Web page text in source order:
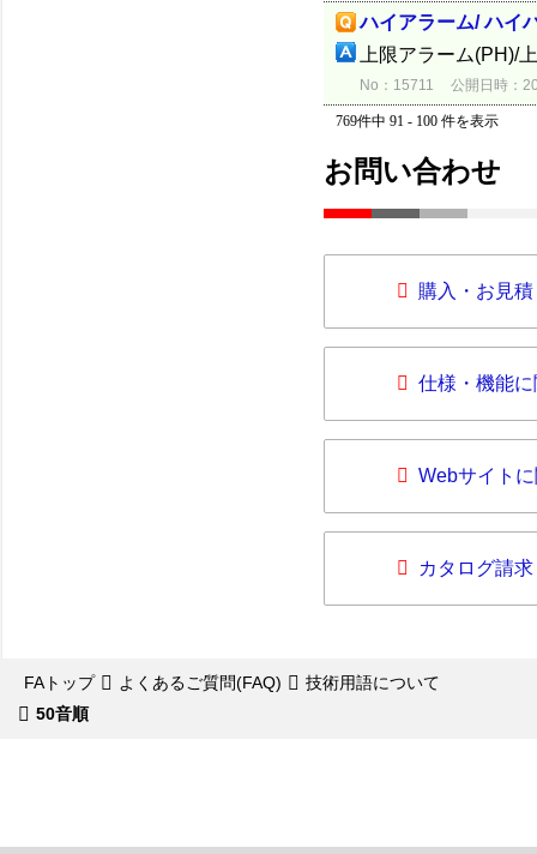
ハイアラーム/ ハイ
上限アラーム(PH)/
No：15711 公開日時：
769件中 91 - 100 件を表示
お問い合わせ
購入・お見
仕様・機能
Webサイト
カタログ請求
FAトップ よくあるご質問(FAQ)
技術用語について
50音順